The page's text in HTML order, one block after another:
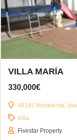
VILLA MARÍA
330,000€
46192 Montserrat,
Villa
Fivestar Property